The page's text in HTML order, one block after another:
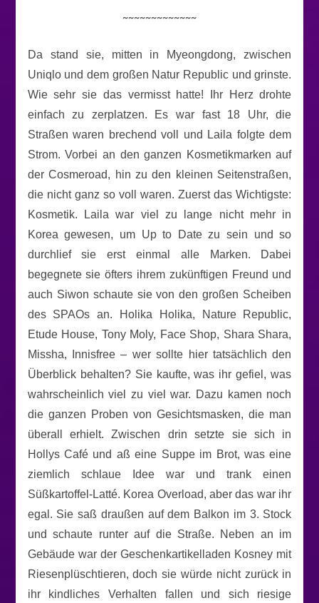
~~~~~~~~~~~~~
Da stand sie, mitten in Myeongdong, zwischen
Uniqlo und dem großen Natur Republic und grinste.
Wie sehr sie das vermisst hatte! Ihr Herz drohte
einfach zu zerplatzen. Es war fast 18 Uhr, die
Straßen waren brechend voll und Laila folgte dem
Strom. Vorbei an den ganzen Kosmetikmarken auf
der Cosmeroad, hin zu den kleinen Seitenstraßen,
die nicht ganz so voll waren. Zuerst das Wichtigste:
Kosmetik. Laila war viel zu lange nicht mehr in
Korea gewesen, um Up to Date zu sein und so
durchlief sie erst einmal alle Marken. Dabei
begegnete sie öfters ihrem zukünftigen Freund und
auch Siwon schaute sie von den großen Scheiben
des SPAOs an. Holika Holika, Nature Republic,
Etude House, Tony Moly, Face Shop, Shara Shara,
Missha, Innisfree – wer sollte hier tatsächlich den
Überblick behalten? Sie kaufte, was ihr gefiel, was
wahrscheinlich viel zu viel war. Dazu kamen noch
die ganzen Proben von Gesichtsmasken, die man
überall erhielt. Zwischen drin setzte sie sich in
Hollys Café und aß eine Suppe im Brot, was eine
ziemlich schlaue Idee war und trank einen
Süßkartoffel-Latté. Korea Overload, aber das war ihr
egal. Sie saß draußen auf dem Balkon im 3. Stock
und schaute runter auf die Straße. Neben an im
Gebäude war der Geschenkartikelladen Kosney mit
Riesenplüschtieren, doch sie würde nicht zurück in
ihr kindliches Verhalten fallen und sich riesige